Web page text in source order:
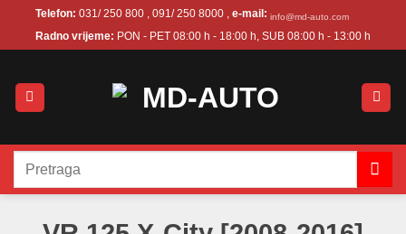
Telefon: 031/ 250 800 , 091/ 250 8000 , e-mail: info@md-auto.com
Radno vrijeme: PON - PET 08:00 h - 18:00 h, SUB 08:00 h - 13:00 h
Pretraži: